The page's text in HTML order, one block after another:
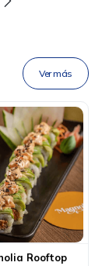
en una
Ver más
Rooftop